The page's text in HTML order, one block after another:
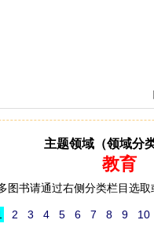
主题领域（领域分
教育
图书请通过右侧分类栏目选
2 3 4 5 6 7 8 9 10